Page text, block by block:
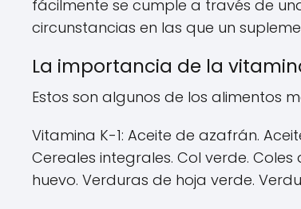
fácilmente se cumple a través de
circunstancias en las que un
La importancia de la
Estos son algunos de los alimentos
Vitamina K-1: Aceite de azafrán.
Cereales integrales. Col verde. Coles
huevo. Verduras de hoja verde.